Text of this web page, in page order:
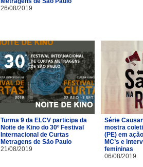
26/08/2019
Turma 9 da ELCV participa da
Noite de Kino do 30º Festival
Internacional de Curtas
Metragens de São Paulo
21/08/2019
Série
mostra
(PE) em
MC’s e
femininas
06/08/2019